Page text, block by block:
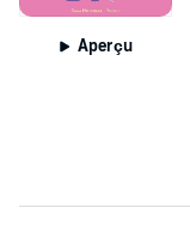
Aperçu